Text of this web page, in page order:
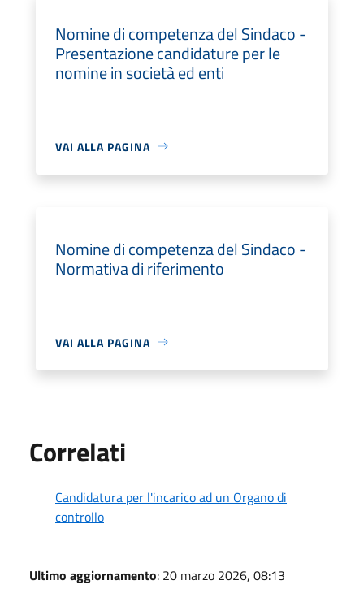
Nomine di competenza del Sindaco -
Presentazione candidature per le
nomine in società ed enti
VAI ALLA PAGINA
Nomine di competenza del Sindaco -
Normativa di riferimento
VAI ALLA PAGINA
Correlati
Candidatura per l'incarico ad un Organo di
controllo
Ultimo aggiornamento: 20 marzo 2026, 08:13